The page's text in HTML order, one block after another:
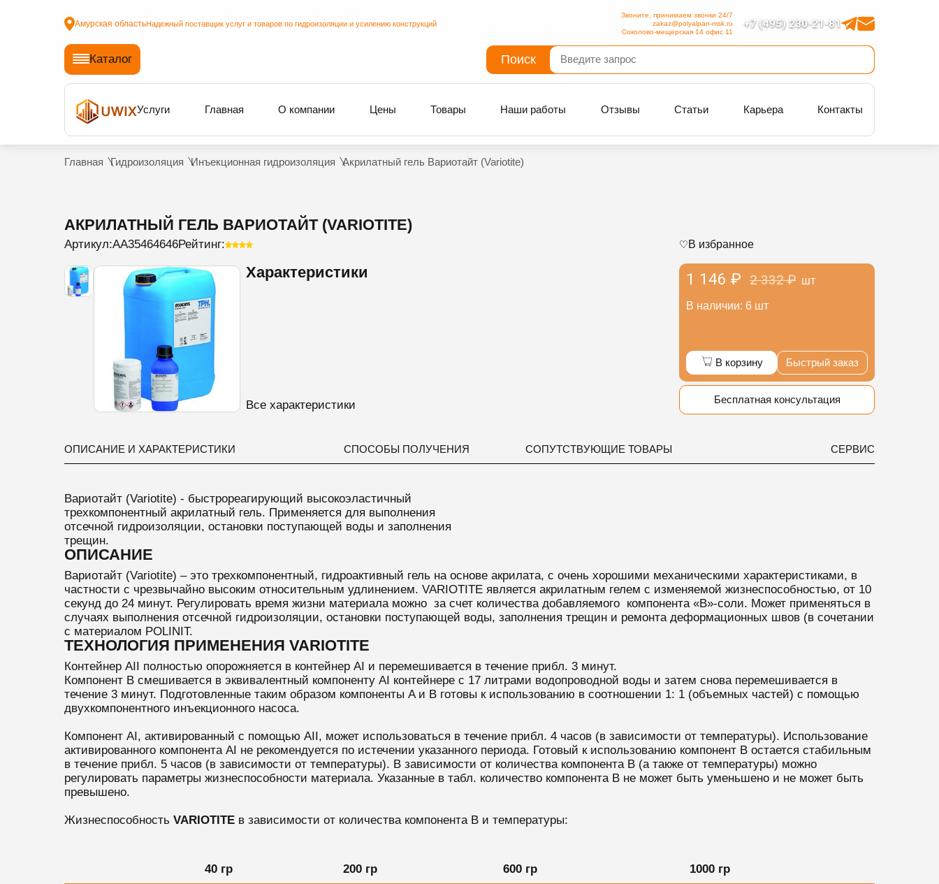
Амурская областьНадежный поставщик услуг и товаров по гидроизоляции и усилению конструкций +7 (495) 230-21-81
Звоните, принимаем звонки 24/7
zakaz@polyalpan-msk.ru
Соколово-мещерская 14 офис 11
Каталог Поиск
Услуги Главная О компании Цены Товары Наши работы Отзывы Статьи Карьера Контакты
Главная Гидроизоляция Инъекционная гидроизоляция Акрилатный гель Вариотайт (Variotite)
АКРИЛАТНЫЙ ГЕЛЬ ВАРИОТАЙТ (VARIOTITE)
Артикул:AA35464646Рейтинг:
Характеристики
Все характеристики
1 146 ₽ 2 332 ₽ шт
В наличии: 6 шт
В избранное
В корзину Быстрый заказ
Бесплатная консультация
ОПИСАНИЕ И ХАРАКТЕРИСТИКИ СПОСОБЫ ПОЛУЧЕНИЯ СОПУТСТВУЮЩИЕ ТОВАРЫ СЕРВИС
Вариотайт (Variotite) - быстрореагирующий высокоэластичный
трехкомпонентный акрилатный гель. Применяется для выполнения
отсечной гидроизоляции, остановки поступающей воды и заполнения
трещин.
ОПИСАНИЕ
Вариотайт (Variotite) – это трехкомпонентный, гидроактивный гель на основе акрилата, с очень хорошими механическими характеристиками, в
частности с чрезвычайно высоким относительным удлинением. VARIOTITE является акрилатным гелем с изменяемой жизнеспособностью, от 10
секунд до 24 минут. Регулировать время жизни материала можно за счет количества добавляемого компонента «B»-соли. Может применяться в
случаях выполнения отсечной гидроизоляции, остановки поступающей воды, заполнения трещин и ремонта деформационных швов (в сочетании
с материалом POLINIT.
ТЕХНОЛОГИЯ ПРИМЕНЕНИЯ VARIOTITE
Контейнер AII полностью опорожняется в контейнер AI и перемешивается в течение прибл. 3 минут.
Компонент B смешивается в эквивалентный компоненту AI контейнере с 17 литрами водопроводной воды и затем снова перемешивается в
течение 3 минут. Подготовленные таким образом компоненты A и B готовы к использованию в соотношении 1: 1 (объемных частей) с помощью
двухкомпонентного инъекционного насоса.
Компонент AI, активированный с помощью AII, может использоваться в течение прибл. 4 часов (в зависимости от температуры). Использование
активированного компонента AI не рекомендуется по истечении указанного периода. Готовый к использованию компонент B остается стабильным
в течение прибл. 5 часов (в зависимости от температуры). В зависимости от количества компонента B (а также от температуры) можно
регулировать параметры жизнеспособности материала. Указанные в табл. количество компонента B не может быть уменьшено и не может быть
превышено.
Жизнеспособность VARIOTITE в зависимости от количества компонента B и температуры:
40 гр 200 гр 600 гр 1000 гр